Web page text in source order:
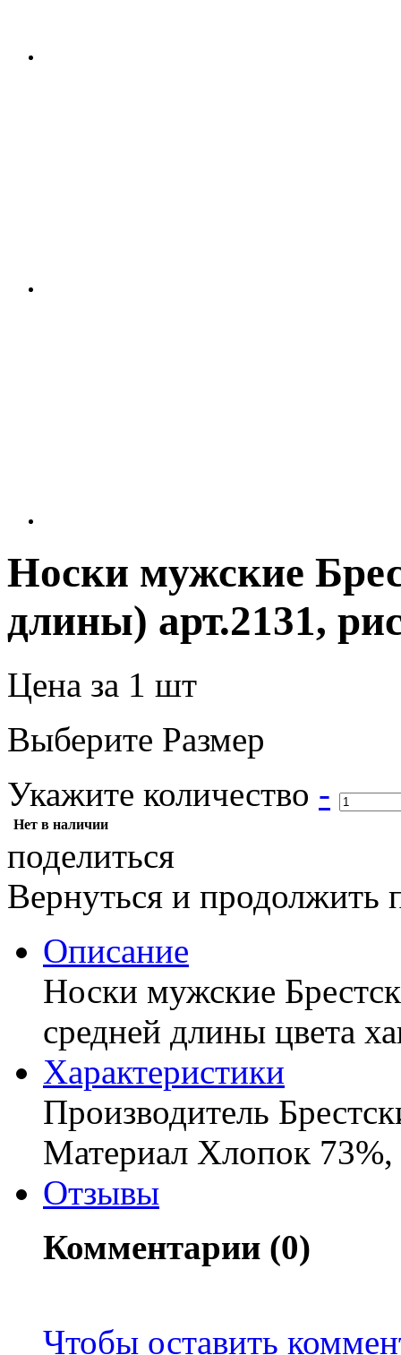
Носки мужские
длины) арт.2131,
Цена за 1 шт
Выберите Размер
Укажите количество -
Нет в наличии
поделиться
Вернуться и продолжить
Описание
Носки мужские
средней длины цвета
Характериcтики
Производитель
Материал Хлопок
Отзывы
Комментарии (0)
Чтобы оставить